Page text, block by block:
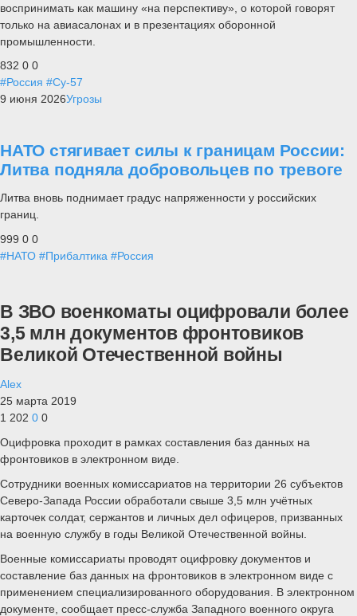
воспринимать как машину «на перспективу», о которой говорят
только на авиасалонах и в презентациях оборонной
промышленности.
832 0 0
#Россия #Су-57
9 июня 2026Угрозы
НАТО стягивает силы к границам России:
Литва подняла добровольцев по тревоге
Литва вновь поднимает градус напряженности у российских
границ.
999 0 0
#НАТО #Прибалтика #Россия
В ЗВО военкоматы оцифровали более
3,5 млн документов фронтовиков
Великой Отечественной войны
Alex
25 марта 2019
1 202 0 0
Оцифровка проходит в рамках составления баз данных на
фронтовиков в электронном виде.
Сотрудники военных комиссариатов на территории 26 субъектов
Северо-Запада России обработали свыше 3,5 млн учётных
карточек солдат, сержантов и личных дел офицеров, призванных
на военную службу в годы Великой Отечественной войны.
Военные комиссариаты проводят оцифровку документов и
составление баз данных на фронтовиков в электронном виде с
применением специализированного оборудования. В электронном
документе, сообщает пресс-служба Западного военного округа